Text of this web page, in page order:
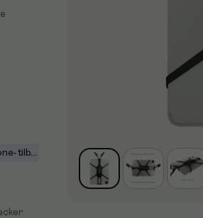
tilbehør